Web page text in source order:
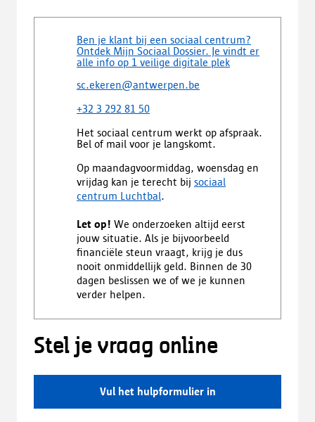
Ben je klant bij een sociaal centrum?
Ontdek Mijn Sociaal Dossier. Je vindt er
alle info op 1 veilige digitale plek
sc.ekeren@antwerpen.be
+32 3 292 81 50
Het sociaal centrum werkt op afspraak.
Bel of mail voor je langskomt.
Op maandagvoormiddag, woensdag en
vrijdag kan je terecht bij sociaal
centrum Luchtbal.
Let op! We onderzoeken altijd eerst
jouw situatie. Als je bijvoorbeeld
financiële steun vraagt, krijg je dus
nooit onmiddellijk geld. Binnen de 30
dagen beslissen we of we je kunnen
verder helpen.
Stel je vraag online
Vul het hulpformulier in